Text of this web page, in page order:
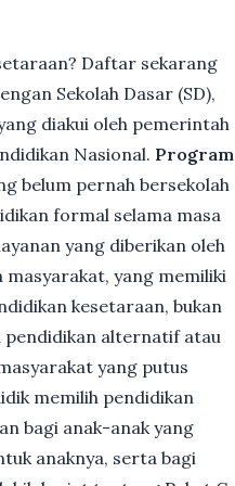
Daftar sekarang
Sekolah Dasar (SD),
diakui oleh pemerintah
Nasional. Program
belum pernah bersekolah
formal selama masa
yang diberikan oleh
masyarakat, yang memiliki
kesetaraan, bukan
pendidikan alternatif atau
yang putus
memilih pendidikan
bagi anak-anak yang
anaknya, serta bagi